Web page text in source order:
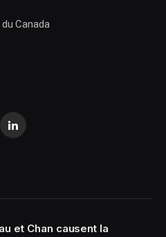
Canada
LinkedIn
et Chan causent la